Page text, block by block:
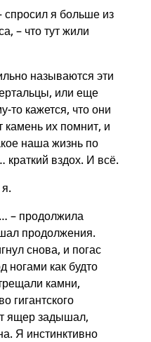
я больше из
– что тут жили
называются эти
или еще
то кажется, что они
камень их помнит, и
наша жизнь по
вздох. И всё.
– продолжила
продолжения.
снова, и погас
ногами как будто
камни,
гигантского
ящер задышал,
Я инстинктивно